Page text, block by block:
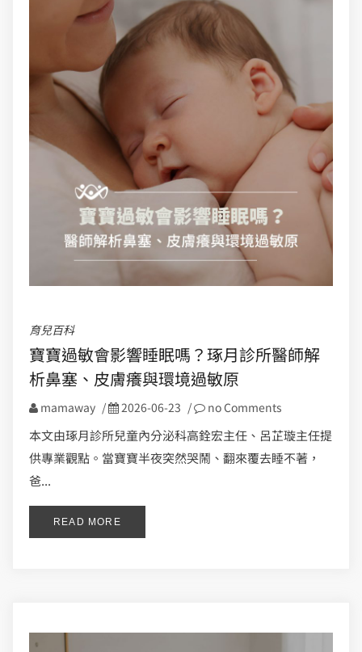
育兒百科
寶寶過敏會影響睡眠嗎？琢月診所醫師解
析鼻塞、皮膚癢與環境過敏原
mamaway / 2026-06-23 / no Comments
本文由琢月診所兒童內分泌科高銓宏主任、呂芷璇主任提
供專業觀點。當寶寶半夜突然哭鬧、翻來覆去睡不著，
爸...
READ MORE